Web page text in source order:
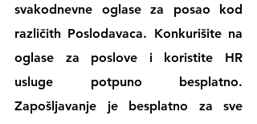
svakodnevne oglase za posao kod
oglase za poslove i koristite HR
usluge potpuno besplatno.
Zapošljavanje je besplatno za sve